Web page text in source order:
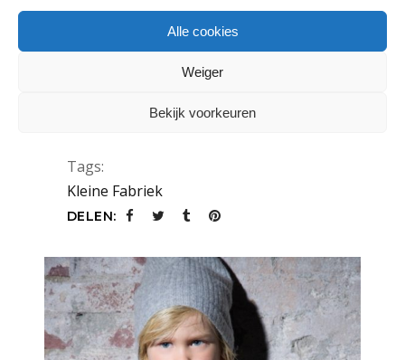
Alle cookies
Weiger
Bekijk voorkeuren
SNEAK PREVIEW #5: KLEINE FABRIEK
Op 19 en 20 januari staat
Tags:
Kleine Fabriek
DELEN: